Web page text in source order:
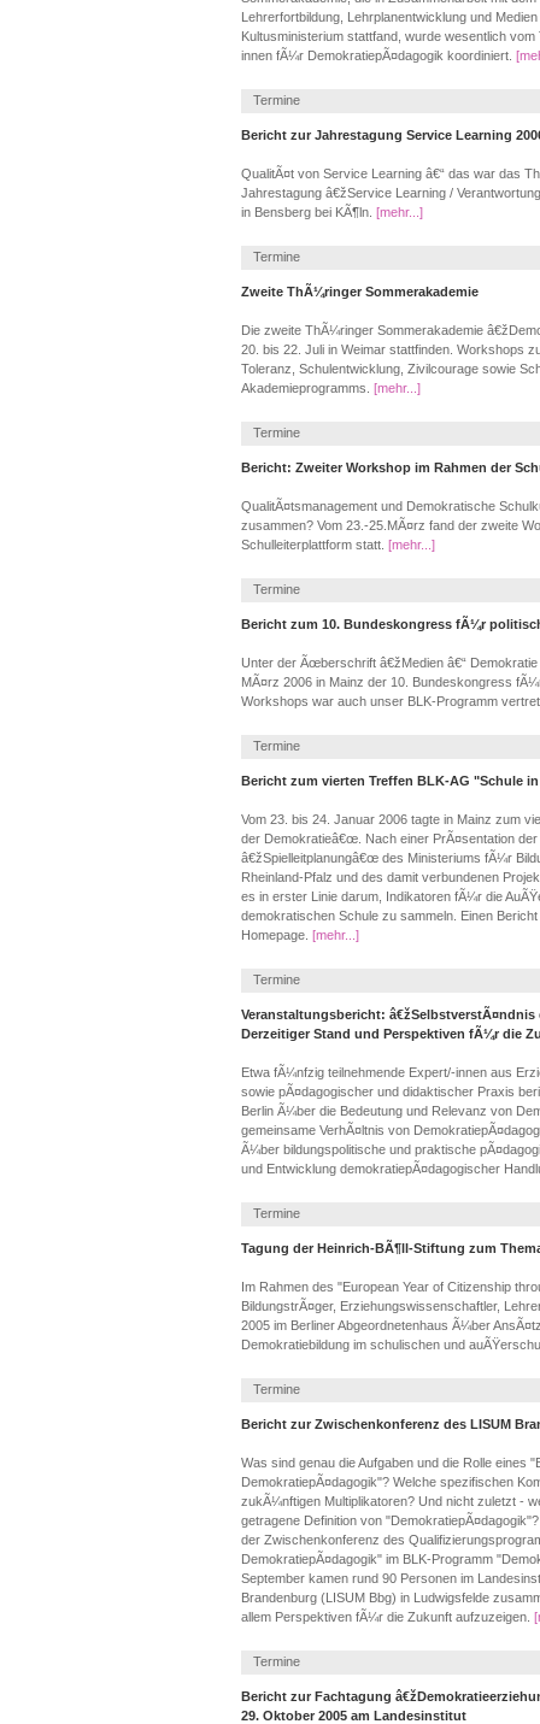
Lehrerfortbildung, Lehrplanentwicklung und
Kultusministerium stattfand, wurde wesentlich
innen fÃ¼r DemokratiepÃ¤dagogik koordiniert.
Termine
Bericht zur Jahrestagung Service Learning
QualitÃ¤t von Service Learning â€“ das war das
Jahrestagung â€žService Learning /
in Bensberg bei KÃ¶ln. [mehr...]
Termine
Zweite ThÃ¼ringer Sommerakademie
Die zweite ThÃ¼ringer Sommerakademie
20. bis 22. Juli in Weimar stattfinden. Workshops
Toleranz, Schulentwicklung, Zivilcourage sowie
Akademieprogramms. [mehr...]
Termine
Bericht: Zweiter Workshop im Rahmen der
QualitÃ¤tsmanagement und Demokratische
zusammen? Vom 23.-25.MÃ¤rz fand der zweite
Schulleiterplattform statt. [mehr...]
Termine
Bericht zum 10. Bundeskongress fÃ¼r
Unter der Ãœberschrift â€žMedien â€“
MÃ¤rz 2006 in Mainz der 10. Bundeskongress
Workshops war auch unser BLK-Programm
Termine
Bericht zum vierten Treffen BLK-AG "Schule
Vom 23. bis 24. Januar 2006 tagte in Mainz zum
der Demokratieâ€œ. Nach einer PrÃ¤sentation
â€žSpielleitplanungâ€œ des Ministeriums fÃ¼r
Rheinland-Pfalz und des damit verbundenen
es in erster Linie darum, Indikatoren fÃ¼r die
demokratischen Schule zu sammeln. Einen
Homepage. [mehr...]
Termine
Veranstaltungsbericht: â€žSelbstverstÃ¤ndnis
Derzeitiger Stand und Perspektiven fÃ¼r die
Etwa fÃ¼nfzig teilnehmende Expert/-innen aus
sowie pÃ¤dagogischer und didaktischer Praxis
Berlin Ã¼ber die Bedeutung und Relevanz von
gemeinsame VerhÃ¤ltnis von
Ã¼ber bildungspolitische und praktische
und Entwicklung demokratiepÃ¤dagogischer
Termine
Tagung der Heinrich-BÃ¶ll-Stiftung zum
Im Rahmen des "European Year of Citizenship
BildungstrÃ¤ger, Erziehungswissenschaftler,
2005 im Berliner Abgeordnetenhaus Ã¼ber
Demokratiebildung im schulischen und
Termine
Bericht zur Zwischenkonferenz des LISUM
Was sind genau die Aufgaben und die Rolle eines
DemokratiepÃ¤dagogik"? Welche spezifischen
zukÃ¼nftigen Multiplikatoren? Und nicht zuletzt -
getragene Definition von
der Zwischenkonferenz des
DemokratiepÃ¤dagogik" im BLK-Programm
September kamen rund 90 Personen im
Brandenburg (LISUM Bbg) in Ludwigsfelde
allem Perspektiven fÃ¼r die Zukunft aufzuzeigen.
Termine
Bericht zur Fachtagung
29. Oktober 2005 am Landesinstitut